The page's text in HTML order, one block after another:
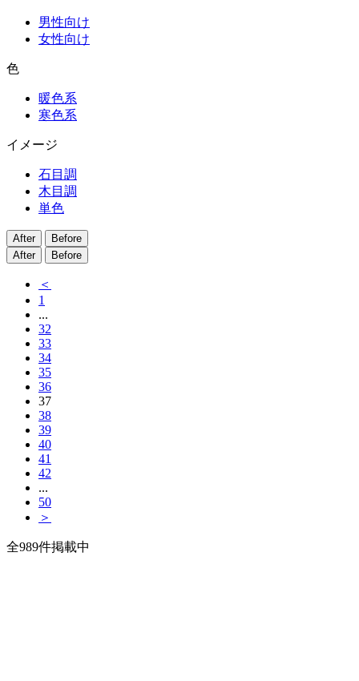
男性向け
女性向け
色
暖色系
寒色系
イメージ
石目調
木目調
単色
After
Before
After
Before
＜
1
...
32
33
34
35
36
37
38
39
40
41
42
...
50
＞
全989件掲載中